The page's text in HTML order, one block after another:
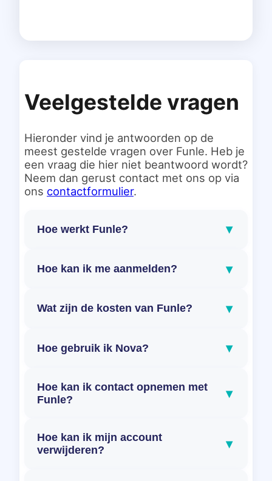
Veelgestelde vragen
Hieronder vind je antwoorden op de
meest gestelde vragen over Funle. Heb je
een vraag die hier niet beantwoord wordt?
Neem dan gerust contact met ons op via
ons contactformulier.
Hoe werkt Funle? ▾
Hoe kan ik me aanmelden? ▾
Wat zijn de kosten van Funle? ▾
Hoe gebruik ik Nova? ▾
Hoe kan ik contact opnemen met
Funle?
▾
Hoe kan ik mijn account
verwijderen?
▾